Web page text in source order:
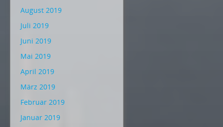
August 2019
Juli 2019
Juni 2019
Mai 2019
April 2019
März 2019
Februar 2019
Januar 2019